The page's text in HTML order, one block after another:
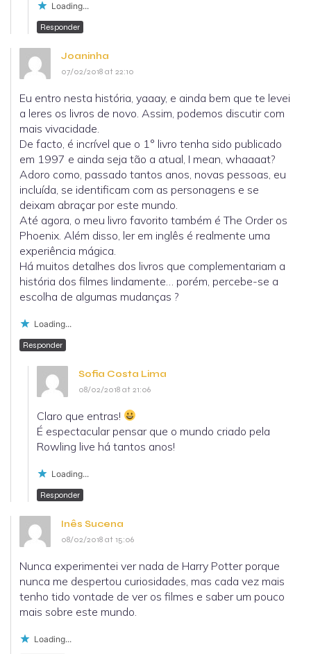
Loading...
Responder
Joaninha
07/02/2018 at 22:10
Eu entro nesta história, yaaay, e ainda bem que te levei
a leres os livros de novo. Assim, podemos discutir com
mais vivacidade.
De facto, é incrível que o 1° livro tenha sido publicado
em 1997 e ainda seja tão a atual, I mean, whaaaat?
Adoro como, passado tantos anos, novas pessoas, eu
incluída, se identificam com as personagens e se
deixam abraçar por este mundo.
Até agora, o meu livro favorito também é The Order os
Phoenix. Além disso, ler em inglês é realmente uma
experiência mágica.
Há muitos detalhes dos livros que complementariam a
história dos filmes lindamente… porém, percebe-se a
escolha de algumas mudanças ?
Loading...
Responder
Sofia Costa Lima
08/02/2018 at 21:06
Claro que entras!
É espectacular pensar que o mundo criado pela
Rowling live há tantos anos!
Loading...
Responder
Inês Sucena
08/02/2018 at 15:06
Nunca experimentei ver nada de Harry Potter porque
nunca me despertou curiosidades, mas cada vez mais
tenho tido vontade de ver os filmes e saber um pouco
mais sobre este mundo.
Loading...